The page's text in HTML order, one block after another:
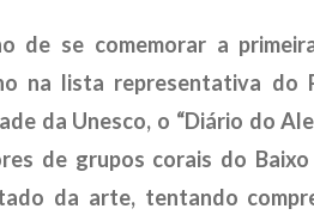
de se comemorar a
na lista representativa do
da Unesco, o “Diário do
de grupos corais do
da arte, tentando